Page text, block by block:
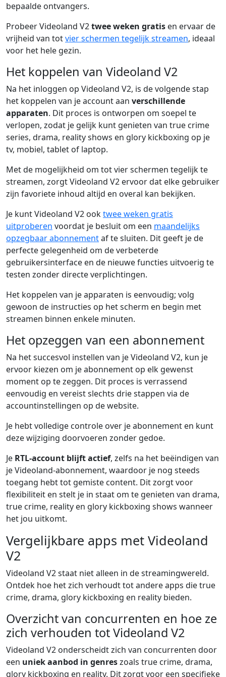
bepaalde ontvangers.
Probeer Videoland V2twee weken gratis en ervaar de
vrijheid van totvier schermen tegelijk streamen, ideaal
voor het hele gezin.
Het koppelen van Videoland V2
Na het inloggen op Videoland V2, is de volgende stap
het koppelen van je account aan verschillende
apparaten. Dit proces is ontworpen om soepel te
verlopen, zodat je gelijk kunt genieten van true crime
series, drama, reality shows en glory kickboxing op je
tv, mobiel, tablet of laptop.
Met de mogelijkheid om tot vier schermen tegelijk te
streamen, zorgt Videoland V2 ervoor dat elke gebruiker
zijn favoriete inhoud altijd en overal kan bekijken.
Je kunt Videoland V2 ooktwee weken gratis
uitproberen voordat je besluit om een maandelijks
opzegbaar abonnementaf te sluiten. Dit geeft je de
perfecte gelegenheid om de verbeterde
gebruikersinterface en de nieuwe functies uitvoerig te
testen zonder directe verplichtingen.
Het koppelen van je apparaten is eenvoudig; volg
gewoon de instructies op het scherm en begin met
streamen binnen enkele minuten.
Het opzeggen van een abonnement
Na het succesvol instellen van je Videoland V2, kun je
ervoor kiezen om je abonnement op elk gewenst
moment op te zeggen. Dit proces is verrassend
eenvoudig en vereist slechts drie stappen via de
accountinstellingen op de website.
Je hebt volledige controle over je abonnement en kunt
deze wijziging doorvoeren zonder gedoe.
Je RTL-account blijft actief, zelfs na het beëindigen van
je Videoland-abonnement, waardoor je nog steeds
toegang hebt tot gemiste content. Dit zorgt voor
flexibiliteit en stelt je in staat om te genieten van drama,
true crime, reality en glory kickboxing shows wanneer
het jou uitkomt.
Vergelijkbare apps met Videoland
V2
Videoland V2 staat niet alleen in de streamingwereld.
Ontdek hoe het zich verhoudt tot andere apps die true
crime, drama, glory kickboxing en reality bieden.
Overzicht van concurrenten en hoe ze
zich verhouden tot Videoland V2
Videoland V2 onderscheidt zich van concurrenten door
een uniek aanbod in genreszoals true crime, drama,
glory kickboxing en reality. Dit zorgt voor een specifieke